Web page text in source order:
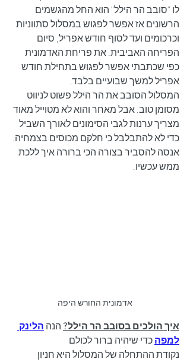
לו "סובב הר הילל" הוא החל מהגשמים
הרשונים אז אפשר לפגוש במסלול סתווניות
וכרכומים ועד לסוף חודש אפריל, סיום
הפריחה האביבית. את פריחת האדמונית
כפי שכתבתי אפשר לפגוש בתחילת חודש
אפריל למשך שבועיים בלבד.
המסלול הסובב את הר הילל פשוט לניווט
מסומן טוב. אבל מאחר והוא לא מטוייל מאוד
מצריך ערנות לגבי הסימונים לאורך השביל
כדי לא להתבלבל כי חלקם מכוסים בצמחיה.
אנסה להסביר בצורה הכי ברורה איך ללכת
ממש עכשיו.
אדמונית החורש היפה
איך הולכים בסובב הר הילל? הנה הלינק
למפה כדי שיהיה ברור לכולם
נקודת ההתחלה של המסלול היא חניון